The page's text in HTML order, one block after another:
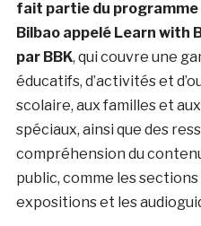
fait partie du programme
Bilbao appelé Learn with
par BBK, qui couvre une
éducatifs, d’activités et
scolaire, aux familles et
spéciaux, ainsi que des
compréhension du
public, comme les
expositions et les